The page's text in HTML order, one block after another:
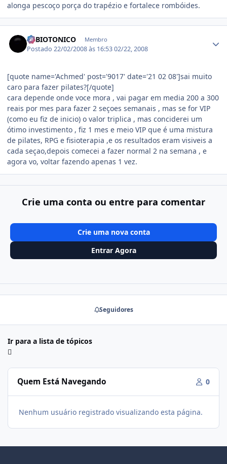
alonga pescoço porça do trapézio e fortalece rombóides.
SRBIOTONICO Membro
Postado22/02/2008 às 16:5302/22, 2008
[quote name='Achmed' post='9017' date='21 02 08']sai muito
caro para fazer pilates?[/quote]
cara depende onde voce mora , vai pagar em media 200 a 300
reais por mes para fazer 2 seçoes semanais , mas se for VIP
(como eu fiz de inicio) o valor triplica , mas conciderei um
ótimo investimento , fiz 1 mes e meio VIP que é uma mistura
de pilates, RPG e fisioterapia ,e os resultados eram visiveis a
cada seçao,depois comecei a fazer normal 2 na semana , e
agora vo, voltar fazendo apenas 1 vez.
Crie uma conta ou entre para comentar
Crie uma nova conta
Entrar Agora
Seguidores
Ir para a lista de tópicos
Quem Está Navegando 0
Nenhum usuário registrado visualizando esta página.